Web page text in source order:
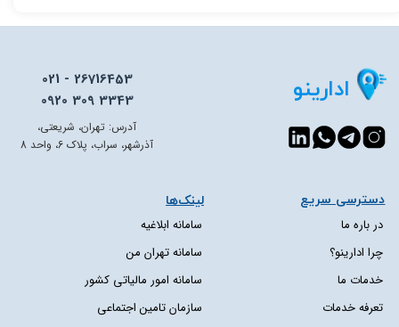
ادارینو
021 - 26716453
0920 309 3343
در باره ما
چرا ادارینو؟
خدمات ما
تعرفه خدمات
دسترسی سریع​​​​​​​ لینک‌ها
سامانه ابلاغیه
سامانه تهران من
سامانه امور مالیاتی کشور
سازمان تامین اجتماعی
آدرس: تهران، شریعتی،
آذرشهر، سراب، پلاک 6، واحد 8